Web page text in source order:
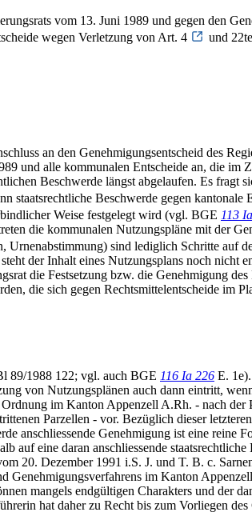
vom 13. Juni 1989 und gegen den
wegen Verletzung von Art. 4
und
an den Genehmigungsentscheid des
und alle kommunalen Entscheide an, die
Beschwerde längst abgelaufen. Es
staatsrechtliche Beschwerde gegen
Weise festgelegt wird (vgl. BGE 113
die kommunalen Nutzungspläne mit der
Urnenabstimmung) sind lediglich Schritte auf
der Inhalt eines Nutzungsplans noch
die Festsetzung bzw. die Genehmigung
die sich gegen Rechtsmittelentscheide
89/1988 122; vgl. auch BGE 116 Ia 226 E.
von Nutzungsplänen auch dann eintritt,
im Kanton Appenzell A.Rh. - nach
Parzellen - vor. Bezüglich dieser
anschliessende Genehmigung ist eine reine
auf eine daran anschliessende
20. Dezember 1991 i.S. J. und T. B. c.
Genehmigungsverfahrens im Kanton
mangels endgültigen Charakters und der
hat daher zu Recht bis zum Vorliegen